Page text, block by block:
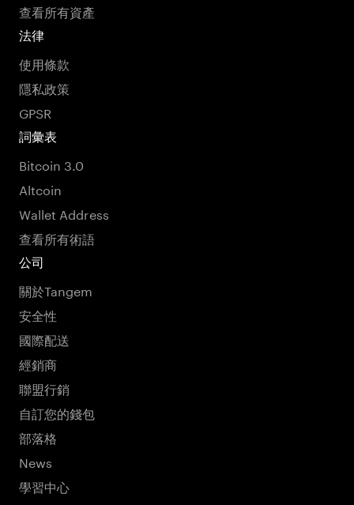
查看所有資產
法律
使用條款
隱私政策
GPSR
詞彙表
Bitcoin 3.0
Altcoin
Wallet Address
查看所有術語
公司
關於Tangem
安全性
國際配送
經銷商
聯盟行銷
自訂您的錢包
部落格
News
學習中心